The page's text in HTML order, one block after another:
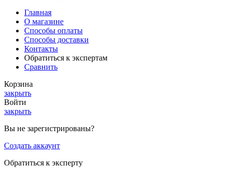
Главная
О магазине
Способы оплаты
Способы доставки
Контакты
Обратиться к экспертам
Сравнить
Корзина
закрыть
Войти
закрыть
Вы не зарегистрированы?
Создать аккаунт
Обратиться к эксперту